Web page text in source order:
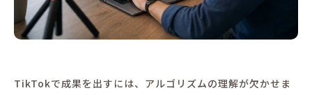
TikTokで成果を出すには、アルゴリズムの理解が欠かせま